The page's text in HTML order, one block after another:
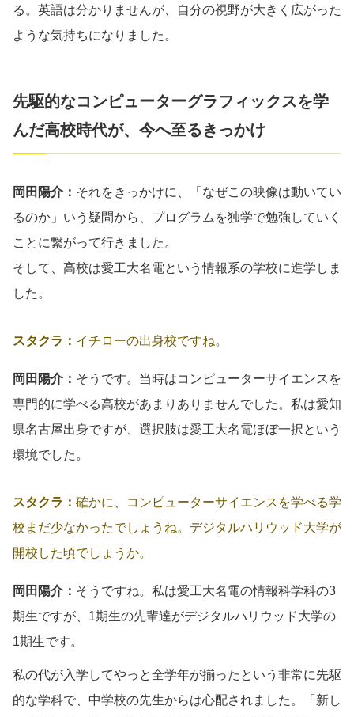
る。英語は分かりませんが、自分の視野が大きく広がった
ような気持ちになりました。
先駆的なコンピューターグラフィックスを学
んだ高校時代が、今へ至るきっかけ
岡田陽介： それをきっかけに、「なぜこの映像は動いてい
るのか」いう疑問から、プログラムを独学で勉強していく
ことに繋がって行きました。
そして、高校は愛工大名電という情報系の学校に進学しま
した。
スタクラ： イチローの出身校ですね。
岡田陽介： そうです。当時はコンピューターサイエンスを
専門的に学べる高校があまりありませんでした。私は愛知
県名古屋出身ですが、選択肢は愛工大名電ほぼ一択という
環境でした。
スタクラ： 確かに、コンピューターサイエンスを学べる学
校まだ少なかったでしょうね。デジタルハリウッド大学が
開校した頃でしょうか。
岡田陽介： そうですね。私は愛工大名電の情報科学科の3
期生ですが、1期生の先輩達がデジタルハリウッド大学の
1期生です。
私の代が入学してやっと全学年が揃ったという非常に先駆
的な学科で、中学校の先生からは心配されました。「新し